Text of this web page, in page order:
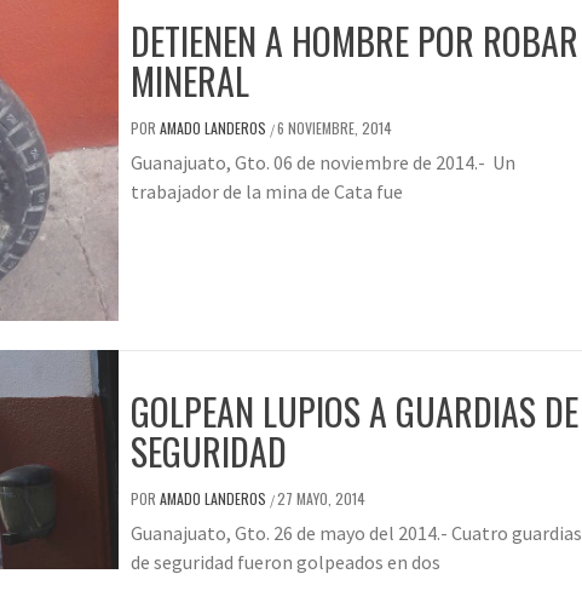
DETIENEN A HOMBRE POR ROBAR
MINERAL
POR AMADO LANDEROS /6 NOVIEMBRE, 2014
Guanajuato, Gto. 06 de noviembre de 2014.- Un
trabajador de la mina de Cata fue
GOLPEAN LUPIOS A GUARDIAS DE
SEGURIDAD
POR AMADO LANDEROS /27 MAYO, 2014
Guanajuato, Gto. 26 de mayo del 2014.- Cuatro guardias
de seguridad fueron golpeados en dos